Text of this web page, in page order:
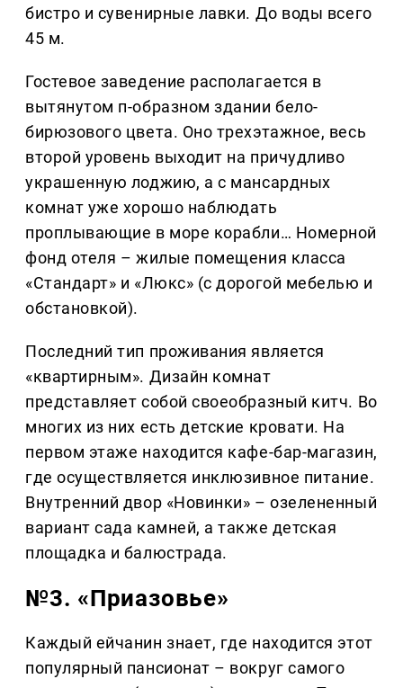
бистро и сувенирные лавки. До воды всего
45 м.
Гостевое заведение располагается в
вытянутом п-образном здании бело-
бирюзового цвета. Оно трехэтажное, весь
второй уровень выходит на причудливо
украшенную лоджию, а с мансардных
комнат уже хорошо наблюдать
проплывающие в море корабли… Номерной
фонд отеля – жилые помещения класса
«Стандарт» и «Люкс» (с дорогой мебелью и
обстановкой).
Последний тип проживания является
«квартирным». Дизайн комнат
представляет собой своеобразный китч. Во
многих из них есть детские кровати. На
первом этаже находится кафе-бар-магазин,
где осуществляется инклюзивное питание.
Внутренний двор «Новинки» – озелененный
вариант сада камней, а также детская
площадка и балюстрада.
№3. «Приазовье»
Каждый ейчанин знает, где находится этот
популярный пансионат – вокруг самого